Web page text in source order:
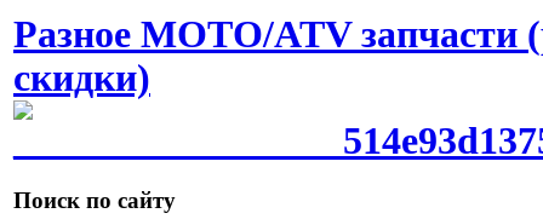
Разное МОТО/ATV запчасти
скидки)
Поиск по сайту